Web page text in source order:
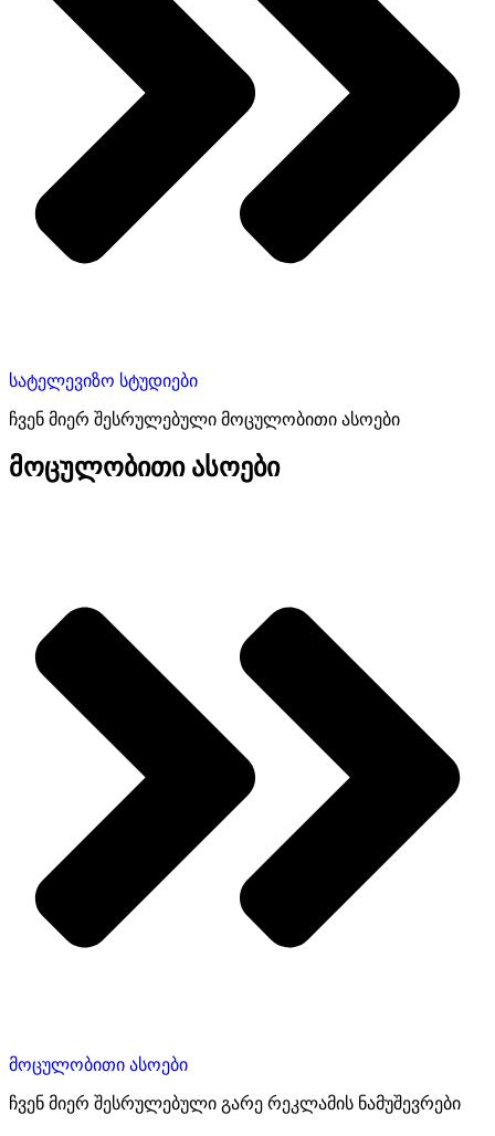
სატელევიზო სტუდიები
ჩვენ მიერ შესრულებული მოცულობითი ასოები
მოცულობითი ასოები
მოცულობითი ასოები
ჩვენ მიერ შესრულებული გარე რეკლამის ნამუშევრები